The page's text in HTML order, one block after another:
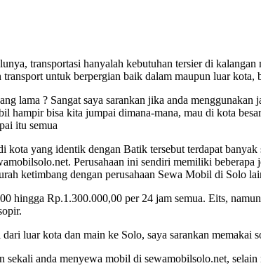
transportasi hanyalah kebutuhan tersier di
untuk berpergian baik dalam maupun luar kota,
lama ? Sangat saya sarankan jika anda
bisa kita jumpai dimana-mana, mau di kota
itu semua
kota yang identik dengan Batik tersebut terdapat
Perusahaan ini sendiri memiliki
ketimbang dengan perusahaan Sewa Mobil di Solo
hingga Rp.1.300.000,00 per 24 jam semua. Eits,
luar kota dan main ke Solo, saya sarankan
anda menyewa mobil di sewamobilsolo.net,